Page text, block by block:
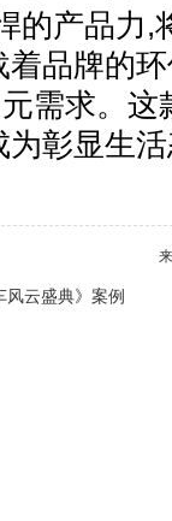
的产品力,
品牌的
需求。这
彰显生
风云盛典》案例